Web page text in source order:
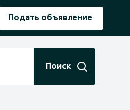
Подать объявление
Поиск